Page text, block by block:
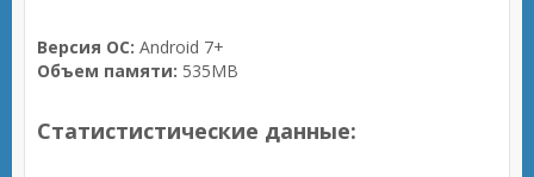
Версия ОС: Android 7+
Объем памяти: 535MB
Статистистические данные: